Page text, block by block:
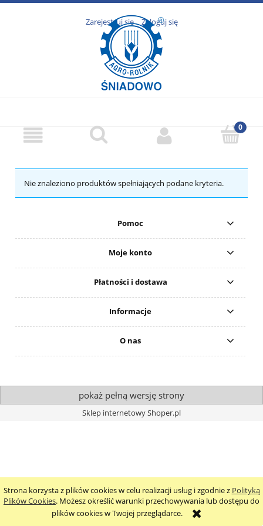
Strona korzysta z plików cookies w celu realizacji usług i zgodnie z Polityką
Plików Cookies. Możesz określić warunki przechowywania lub dostępu do
plików cookies w Twojej przeglądarce.
Zarejestruj się Zaloguj się
Nie znaleziono produktów spełniających podane kryteria.
Pomoc
Moje konto
Płatności i dostawa
Informacje
O nas
pokaż pełną wersję strony
Sklep internetowy Shoper.pl